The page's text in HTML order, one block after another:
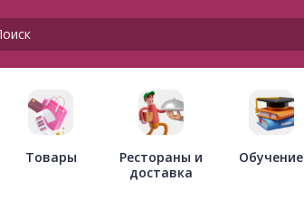
Товары
Рестораны и
доставка
Обучение